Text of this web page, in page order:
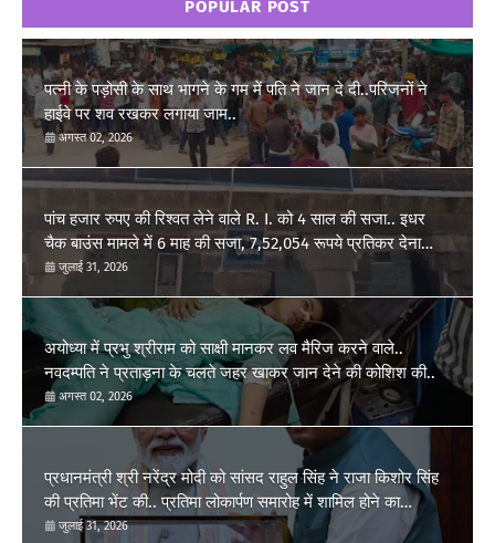
POPULAR POST
पत्नी के पड़ोसी के साथ भागने के गम में पति ने जान दे दी..परिजनों ने
हाईवे पर शव रखकर लगाया जाम..
अगस्त 02, 2026
पांच हजार रुपए की रिश्वत लेने वाले R. I. को 4 साल की सजा.. इधर
चैक बाउंस मामले में 6 माह की सजा, 7,52,054 रूपये प्रतिकर देना
होगा..जुलाई 31, 2026
अयोध्या में प्रभु श्रीराम को साक्षी मानकर लव मैरिज करने वाले..
नवदम्पति ने प्रताड़ना के चलते जहर खाकर जान देने की कोशिश की..
अगस्त 02, 2026
प्रधानमंत्री श्री नरेंद्र मोदी को सांसद राहुल सिंह ने राजा किशोर सिंह
की प्रतिमा भेंट की.. प्रतिमा लोकार्पण समारोह में शामिल होने का
आग्रह..
जुलाई 31, 2026